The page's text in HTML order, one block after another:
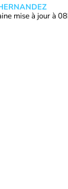
mise à jour à